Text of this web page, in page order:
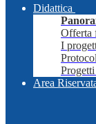
Didattica
Offerta
I
Area